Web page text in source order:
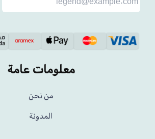
معلومات عامة
من نحن
المدونة